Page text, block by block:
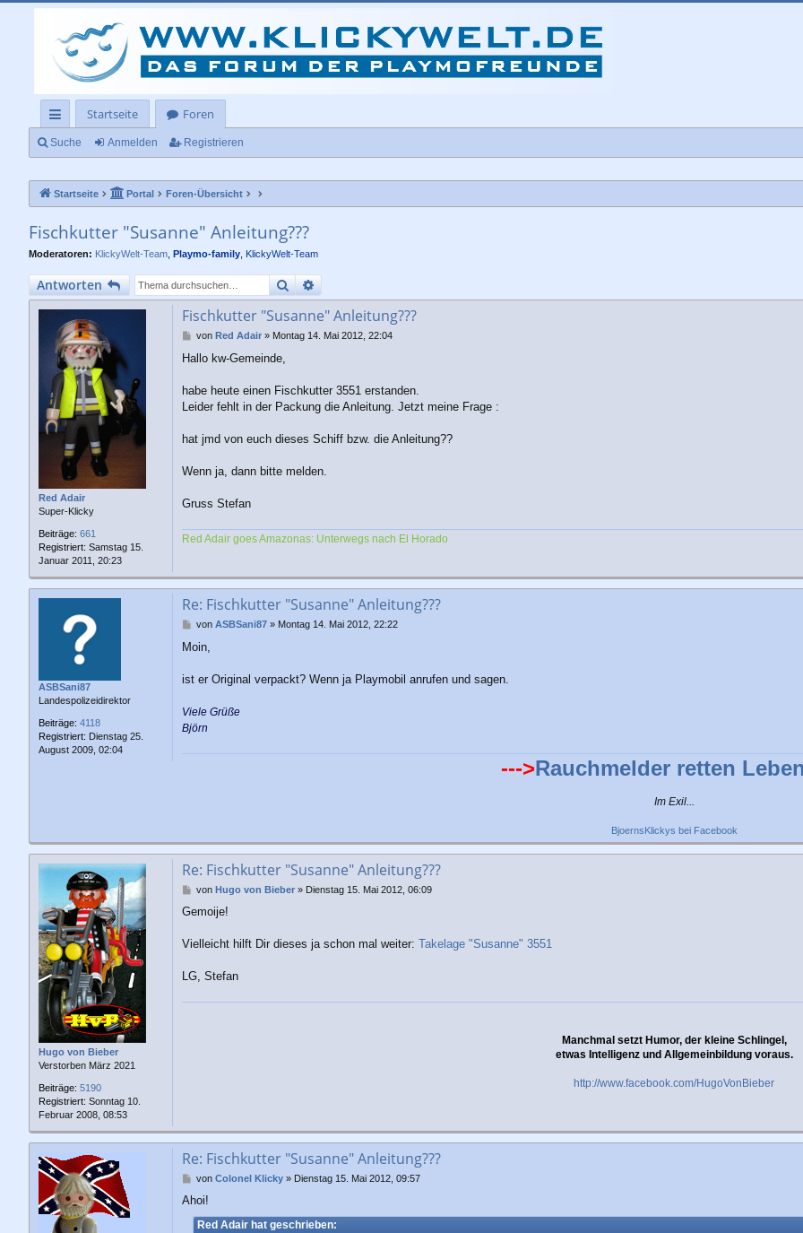
ch
llz
ug
rif
f
Startseite
Foren
Suche Anmelden Registrieren
Startseite Portal Foren-Übersicht
Fischkutter "Susanne" Anleitung???
Moderatoren: KlickyWelt-Team Playmo-family KlickyWelt-Team
Antworten SucheErweiterte Suche
Red Adair
Super-Klicky
Beiträge: 661
Registriert: Samstag 15.
Januar 2011, 20:23
Fischkutter "Susanne" Anleitung???
B
i
r
a
von Red Adair» Montag 14. Mai 2012, 22:04
Hallo kw-Gemeinde,
habe heute einen Fischkutter 3551 erstanden.
Leider fehlt in der Packung die Anleitung. Jetzt meine Frage :
hat jmd von euch dieses Schiff bzw. die Anleitung??
Wenn ja, dann bitte melden.
Gruss Stefan
Red Adair goes Amazonas: Unterwegs nach El Horado
ASBSani87
Landespolizeidirektor
Beiträge: 4118
Registriert: Dienstag 25.
August 2009, 02:04
Re: Fischkutter "Susanne" Anleitung???
B
i
r
von ASBSani87» Montag 14. Mai 2012, 22:22
Moin,
ist er Original verpackt? Wenn ja Playmobil anrufen und sagen.
Viele Grüße
Björn
--->Rauchmelder retten
Im Exil...
BjoernsKlickys bei Facebook
Hugo von Bieber
Verstorben März 2021
Beiträge: 5190
Registriert: Sonntag 10.
Februar 2008, 08:53
Re: Fischkutter "Susanne" Anleitung???
B
i
r
g
von Hugo von Bieber» Dienstag 15. Mai 2012, 06:09
Gemoije!
Vielleicht hilft Dir dieses ja schon mal weiter: Takelage "Susanne" 3551
LG, Stefan
Manchmal setzt Humor, der kleine Schlingel,
etwas Intelligenz und Allgemeinbildung voraus.
http://www.facebook.com/HugoVonBieber
Re: Fischkutter "Susanne" Anleitung???
B
i
t
von Colonel Klicky» Dienstag 15. Mai 2012, 09:57
Ahoi!
Red Adair hat geschrieben: